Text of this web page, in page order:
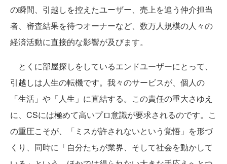
の瞬間、引越しを控えたユーザー、売上を追う仲介担当
者、審査結果を待つオーナーなど、数万人規模の人々の
経済活動に直接的な影響が及びます。
とくに部屋探しをしているエンドユーザーにとって、
引越しは人生の転機です。我々のサービスが、個人の
「生活」や「人生」に直結する。この責任の重大さゆえ
に、CSには極めて高いプロ意識が要求されるのです。こ
の重圧こそが、「ミスが許されないという覚悟」を形づ
くり、同時に「自分たちが業界、そして社会を動かして